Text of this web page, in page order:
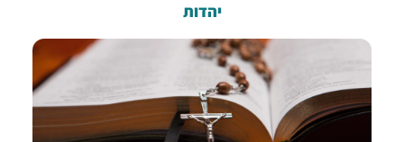
יהדות